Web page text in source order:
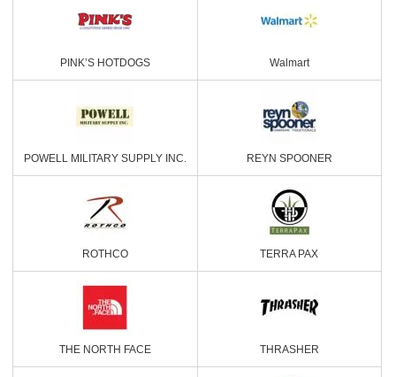
PINK’S HOTDOGS Walmart
POWELL MILITARY SUPPLY INC. REYN SPOONER
ROTHCO TERRA PAX
THE NORTH FACE THRASHER